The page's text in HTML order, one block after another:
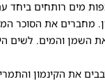
מחברים את הסוכר
את השמן והמים. לשים
את הקינמון